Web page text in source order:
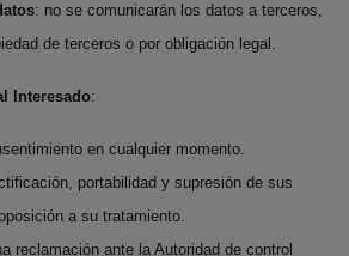
: no se comunicarán los datos a terceros,
de terceros o por obligación legal.
Interesado:
en cualquier momento.
portabilidad y supresión de sus
a su tratamiento.
reclamación ante la Autoridad de control